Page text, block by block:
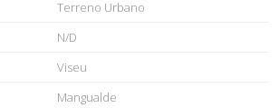
Terreno Urbano
N/D
Viseu
Mangualde